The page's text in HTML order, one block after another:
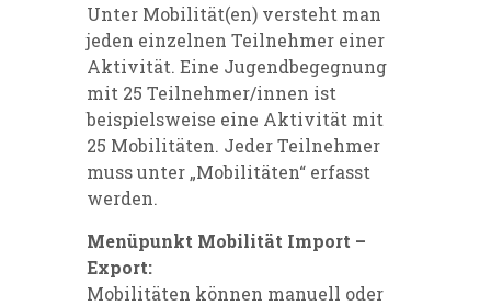
Unter Mobilität(en) versteht man
jeden einzelnen Teilnehmer einer
Aktivität. Eine Jugendbegegnung
mit 25 Teilnehmer/innen ist
beispielsweise eine Aktivität mit
25 Mobilitäten. Jeder Teilnehmer
muss unter „Mobilitäten“ erfasst
werden.
Menüpunkt Mobilität Import –
Export:
Mobilitäten können manuell oder